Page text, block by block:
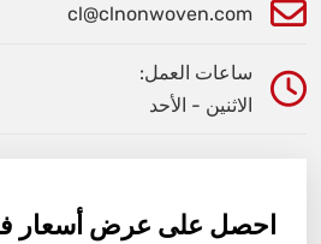
cl@clnonwoven.com
ساعات العمل:
الاثنين - الأحد
احصل على عرض أسعار